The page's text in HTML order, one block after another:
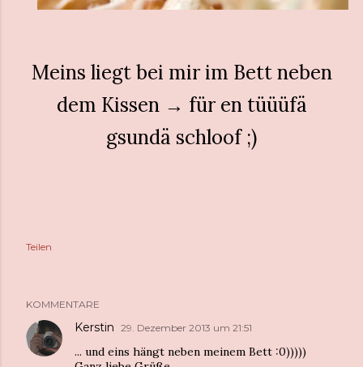
Meins liegt bei mir im Bett neben
dem Kissen → für en tüüüfä
gsundä schloof ;)
Teilen
KOMMENTARE
Kerstin 29. Dezember 2013 um 21:51
... und eins hängt neben meinem Bett :0)))))